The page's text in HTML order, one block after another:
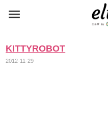
KITTYROBOT
2012-11-29